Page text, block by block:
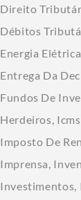
Direito
Débitos
Energia Elétrica
Entrega Da
Fundos De
Herdeiros Icms
Imposto De
Imprensa
Investimentos